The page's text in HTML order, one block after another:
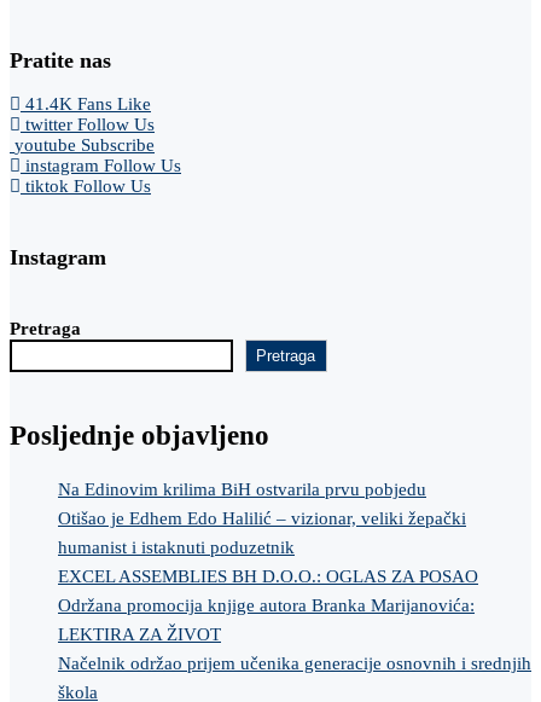
Pratite nas
41.4K Fans Like
twitter Follow Us
youtube Subscribe
instagram Follow Us
tiktok Follow Us
Instagram
Pretraga
Pretraga
Posljednje objavljeno
Na Edinovim krilima BiH ostvarila prvu pobjedu
Otišao je Edhem Edo Halilić – vizionar, veliki žepački
humanist i istaknuti poduzetnik
EXCEL ASSEMBLIES BH D.O.O.: OGLAS ZA POSAO
Održana promocija knjige autora Branka Marijanovića:
LEKTIRA ZA ŽIVOT
Načelnik održao prijem učenika generacije osnovnih i srednjih
škola